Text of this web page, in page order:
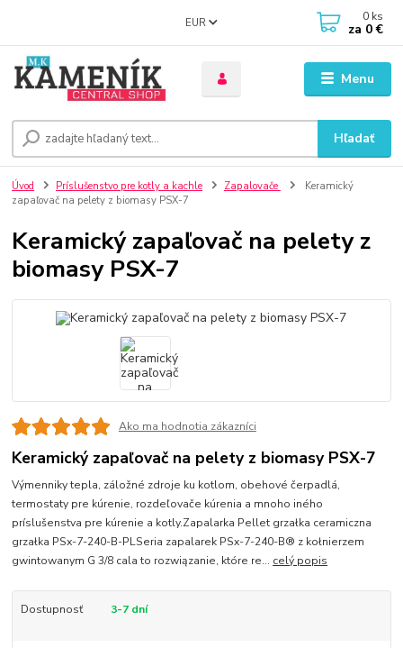
Menu
EUR
Hľadať
0 ks
za 0 €
Úvod Príslušenstvo pre kotly a kachle Zapalovače
Keramický
zapaľovač na pelety z biomasy PSX-7
Keramický zapaľovač na pelety z
biomasy PSX-7
Ako ma hodnotia zákazníci
Keramický zapaľovač na pelety z biomasy PSX-7
Výmenniky tepla, záložné zdroje ku kotlom, obehové čerpadlá,
termostaty pre kúrenie, rozdeľovače kúrenia a mnoho iného
príslušenstva pre kúrenie a kotly.Zapalarka Pellet grzałka ceramiczna
grzałka PSx-7-240-B-PLSeria zapalarek PSx-7-240-B® z kołnierzem
gwintowanym G 3/8 cala to rozwiązanie, które re... celý popis
Dostupnosť 3-7 dní